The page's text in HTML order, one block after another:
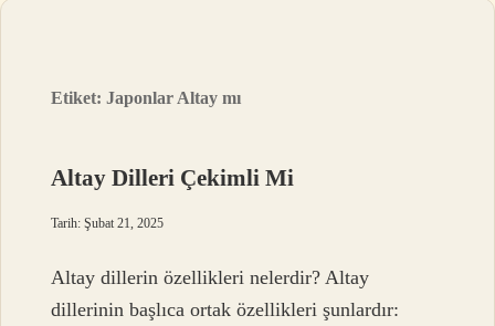
Etiket:Japonlar Altay mı
Altay Dilleri Çekimli Mi
Tarih: Şubat 21, 2025
Altay dillerin özellikleri nelerdir? Altay
dillerinin başlıca ortak özellikleri şunlardır: